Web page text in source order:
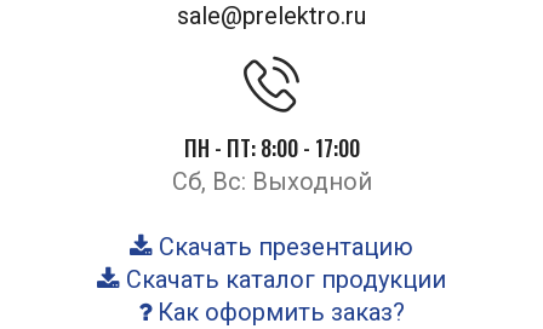
sale@prelektro.ru
ПН - ПТ: 8:00 - 17:00
Сб, Вс: Выходной
Скачать презентацию
Скачать каталог продукции
Как оформить заказ?